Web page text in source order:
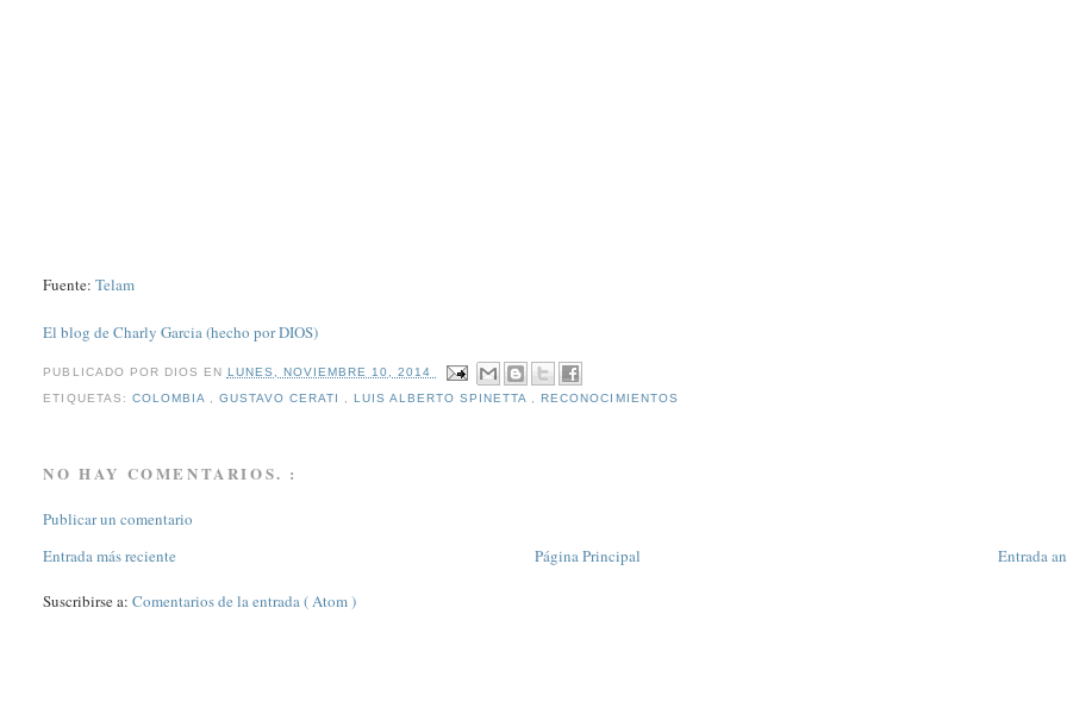
Fuente:Telam
El blog de Charly Garcia (hecho por DIOS)
PUBLICADO POR DIOS EN LUNES, NOVIEMBRE 10, 2014
ETIQUETAS: COLOMBIA GUSTAVO CERATI ,LUIS ALBERTO SPINETTA ,RECONOCIMIENTOS
NO HAY COMENTARIOS. :
Publicar un comentario
Entrada más reciente
Entrada
Página Principal
Suscribirse a:Comentarios de la entrada ( Atom )